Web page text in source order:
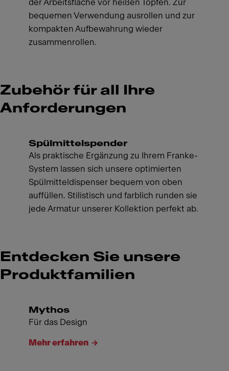
der Arbeitsfläche vor heißen Töpfen. Zur
bequemen Verwendung ausrollen und zur
kompakten Aufbewahrung wieder
zusammenrollen.
Zubehör für all Ihre
Anforderungen
Spülmittelspender
Als praktische Ergänzung zu Ihrem Franke-
System lassen sich unsere optimierten
Spülmitteldispenser bequem von oben
auffüllen. Stilistisch und farblich runden sie
jede Armatur unserer Kollektion perfekt ab.
Entdecken Sie unsere
Produktfamilien
Mythos
Für das Design
Mehr erfahren